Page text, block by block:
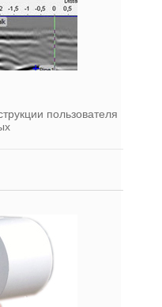
пользователя